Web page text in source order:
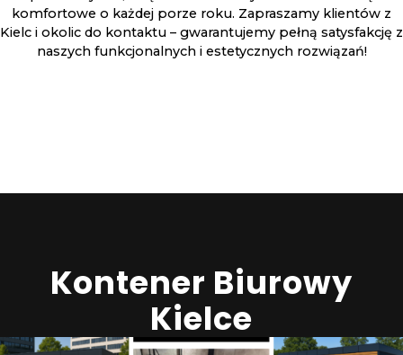
komfortowe o każdej porze roku. Zapraszamy klientów z
Kielc i okolic do kontaktu – gwarantujemy pełną satysfakcję z
naszych funkcjonalnych i estetycznych rozwiązań!
Kontener Biurowy
Kielce